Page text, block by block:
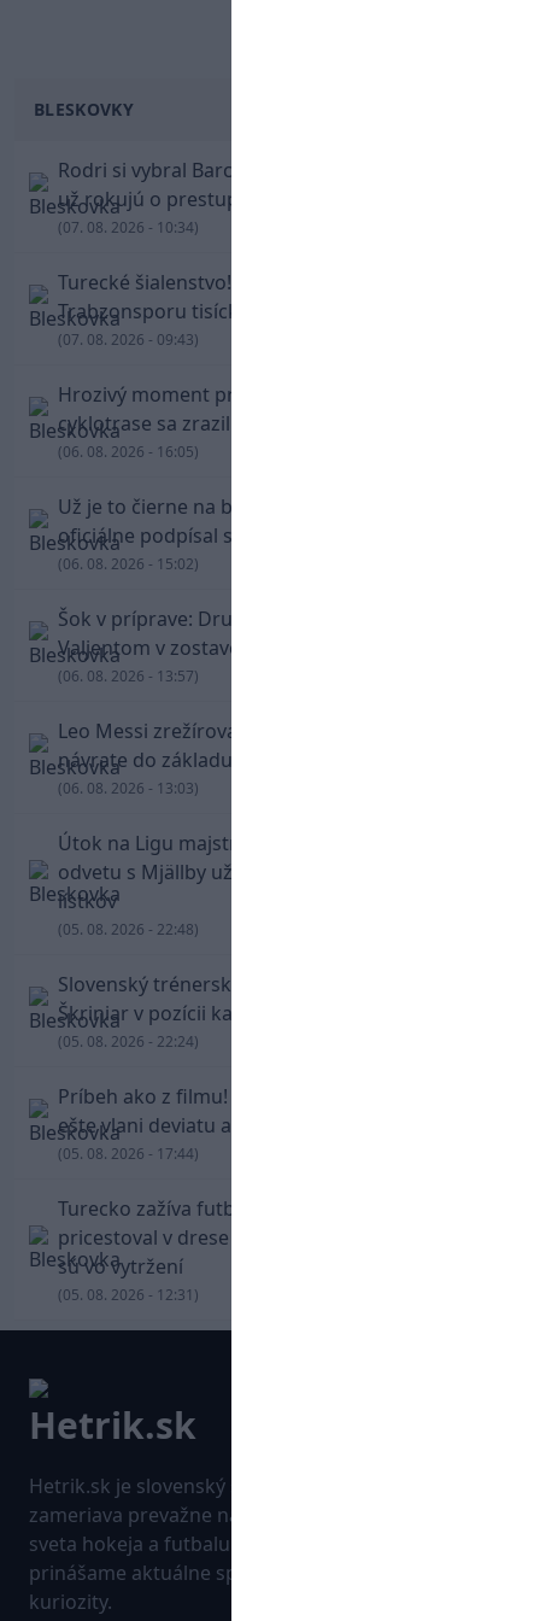
BLESKOVKY
Rodri si vybral Barcelonu a odmietol Real. Kluby
už rokujú o prestupovej čiastke
(07. 08. 2026 - 10:34)
Turecké šialenstvo! Salaha vítali na štadióne
Trabzonsporu tisícky fanúšikov
(07. 08. 2026 - 09:43)
Hrozivý moment pre Zdena Cháru! Na
cyklotrase sa zrazil s bežcom
(06. 08. 2026 - 16:05)
Už je to čierne na bielom: Mohamed Salah
oficiálne podpísal s Trabzonsporom
(06. 08. 2026 - 15:02)
Šok v príprave: Druholigová Mallorca s
Valjentom v zostave zdolala PSG
(06. 08. 2026 - 13:57)
Leo Messi zrežíroval obrat Interu Miami, pri
návrate do základu strelil dva góly
(06. 08. 2026 - 13:03)
Útok na Ligu majstrov láka! Slovan hlási na
odvetu s Mjällby už viac ako 13-tisíc predaných
lístkov
(05. 08. 2026 - 22:48)
Slovenský trénerský súboj pre Borbélyho,
Škriniar v pozícii kapitána potiahol Fenerbahce
(05. 08. 2026 - 22:24)
Príbeh ako z filmu! Hrdina Slovana Kianga hral
ešte vlani deviatu anglickú ligu
(05. 08. 2026 - 17:44)
Turecko zažíva futbalové šialenstvo! Salah
pricestoval v drese Trabzonsporu, fanúšikovia
sú vo vytržení
(05. 08. 2026 - 12:31)
Hetrik.sk je slovenský športový portál, ktorý sa
zameriava prevažne na najnovšie informácie zo
sveta hokeja a futbalu. Pravidelne na dennej báze
prinášame aktuálne správy, góly, zaujímavosti a
kuriozity.